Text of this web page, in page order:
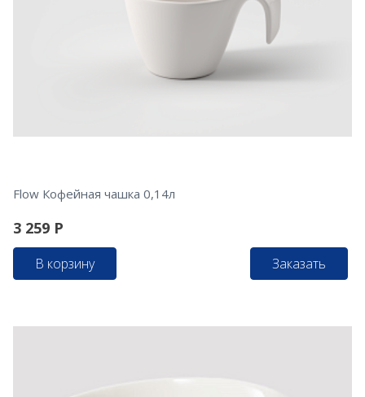
Flow Кофейная чашка 0,14л
3 259 Р
В корзину Заказать